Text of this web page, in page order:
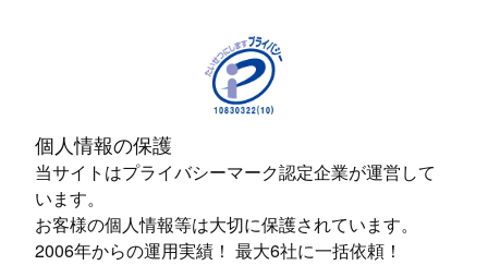
個人情報の保護
当サイトはプライバシーマーク認定企業が運営して
います。
お客様の個人情報等は大切に保護されています。
2006年からの運用実績！ 最大6社に一括依頼！